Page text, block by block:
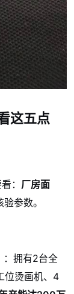
这五点
： 厂房面
参数。
：拥有2台全
位烫画机、4